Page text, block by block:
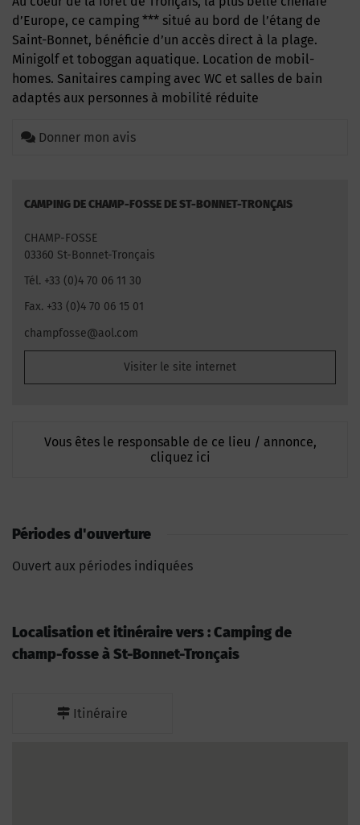
d’Europe, ce camping *** situé au bord de l’étang de
Saint-Bonnet, bénéficie d’un accès direct à la plage.
Minigolf et toboggan aquatique. Location de mobil-
homes. Sanitaires camping avec WC et salles de bain
adaptés aux personnes à mobilité réduite
Donner mon avis
CAMPING DE CHAMP-FOSSE DE ST-BONNET-TRONÇAIS
CHAMP-FOSSE
03360 St-Bonnet-Tronçais
Tél. +33 (0)4 70 06 11 30
Fax. +33 (0)4 70 06 15 01
champfosse@aol.com
Visiter le site internet
Vous êtes le responsable de ce lieu / annonce,
cliquez ici
Périodes d'ouverture
Ouvert aux périodes indiquées
Localisation et itinéraire vers : Camping de
champ-fosse à St-Bonnet-Tronçais
Itinéraire